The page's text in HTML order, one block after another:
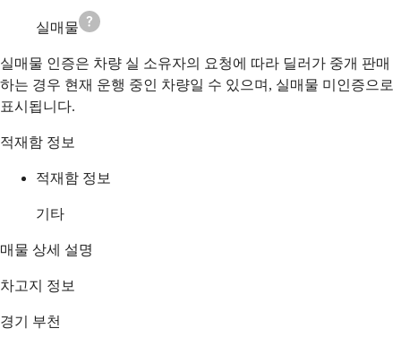
실매물
실매물 인증은 차량 실 소유자의 요청에 따라 딜러가 중개 판매
하는 경우 현재 운행 중인 차량일 수 있으며, 실매물 미인증으로
표시됩니다.
적재함 정보
적재함 정보
기타
매물 상세 설명
차고지 정보
경기 부천